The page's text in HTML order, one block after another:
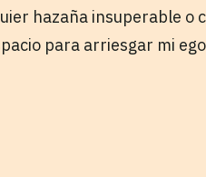
hazaña insuperable o
para arriesgar mi